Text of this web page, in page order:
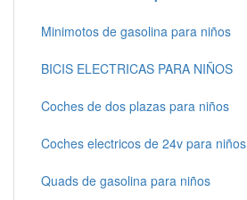
Minimotos de gasolina para niños
BICIS ELECTRICAS PARA NIÑOS
Coches de dos plazas para niños
Coches electricos de 24v para niños
Quads de gasolina para niños